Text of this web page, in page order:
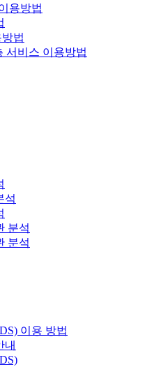
용방법
법
서비스 이용방법
석
분석
분석
이용 방법
내